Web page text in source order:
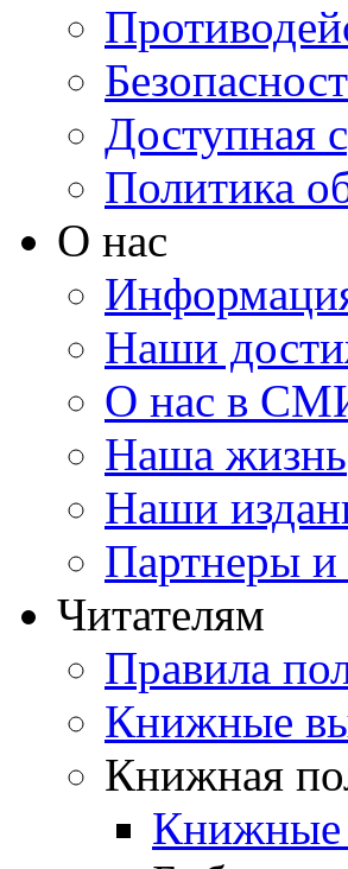
Доступная
Политика
О нас
Наши
О нас в
Наша жизнь
Наши
Партнеры
Читателям
Правила
Книжные
Книжная
Книжные